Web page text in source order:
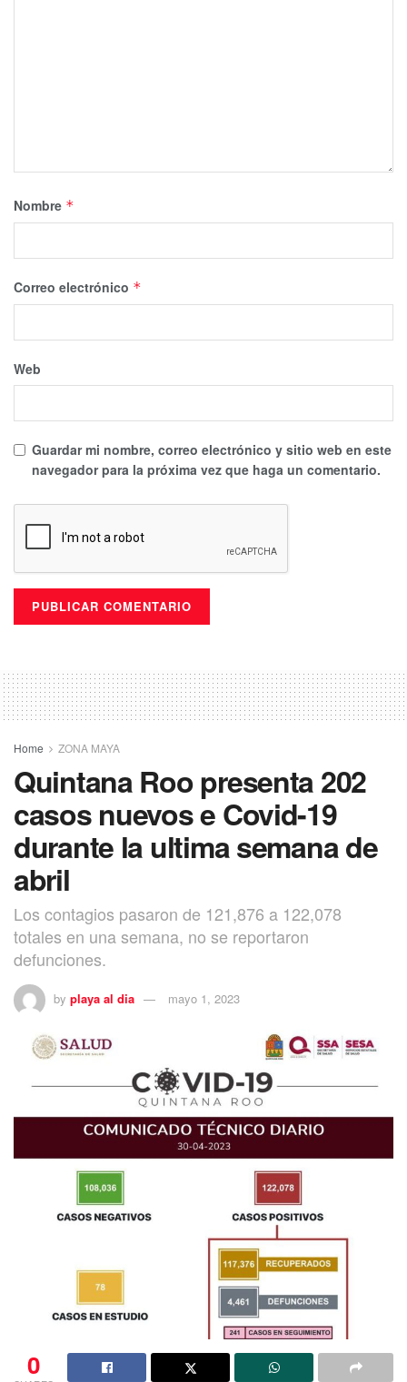
Nombre *
Correo electrónico *
Web
Guardar mi nombre, correo electrónico y sitio web en este
navegador para la próxima vez que haga un comentario.
Home ZONA MAYA
Quintana Roo presenta 202
casos nuevos e Covid-19
durante la ultima semana de
abril
Los contagios pasaron de 121,876 a 122,078
totales en una semana, no se reportaron
defunciones.
by playa al dia mayo 1, 2023
0